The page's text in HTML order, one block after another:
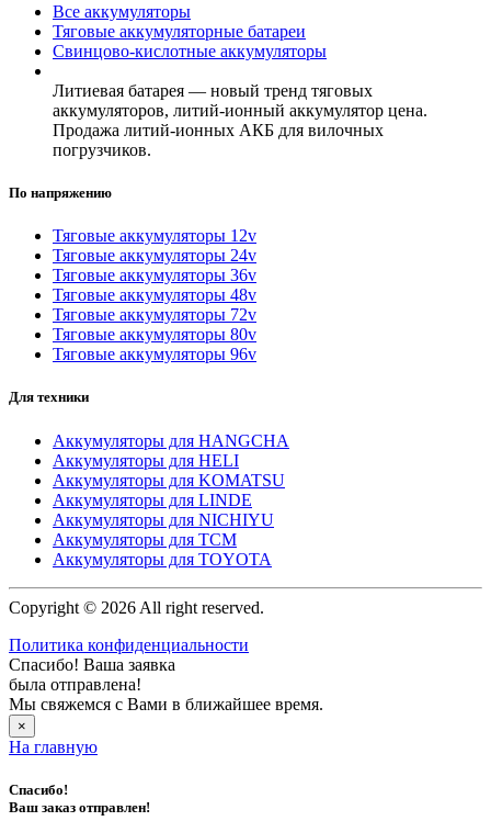
Все аккумуляторы
Тяговые аккумуляторные батареи
Свинцово-кислотные аккумуляторы
Литиевая батарея — новый тренд тяговых
аккумуляторов, литий-ионный аккумулятор цена.
Продажа литий-ионных АКБ для вилочных
погрузчиков.
По напряжению
Тяговые аккумуляторы 12v
Тяговые аккумуляторы 24v
Тяговые аккумуляторы 36v
Тяговые аккумуляторы 48v
Тяговые аккумуляторы 72v
Тяговые аккумуляторы 80v
Тяговые аккумуляторы 96v
Для техники
Аккумуляторы для HANGCHA
Аккумуляторы для HELI
Аккумуляторы для KOMATSU
Аккумуляторы для LINDE
Аккумуляторы для NICHIYU
Аккумуляторы для TCM
Аккумуляторы для TOYOTA
Copyright © 2026 All right reserved.
Политика конфиденциальности
Спасибо! Ваша заявка
была отправлена!
Мы свяжемся с Вами в ближайшее время.
×
На главную
Спасибо!
Ваш заказ отправлен!